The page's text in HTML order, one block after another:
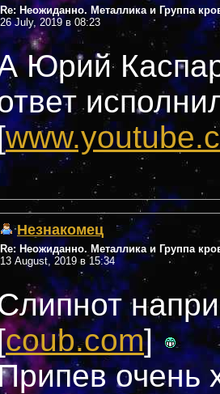
Re: Неожиданно. Металлика и Группа
26 July, 2019 в 08:23
Юрий
Незнакомец
Re: Неожиданно. Металлика и Группа
13 August, 2019 в 15:34
coub.com]
очень